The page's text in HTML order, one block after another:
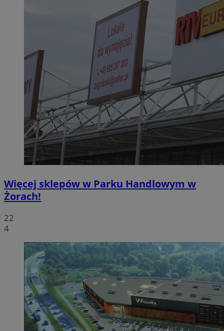
Więcej sklepów w Parku Handlowym w
Żorach!
22
4